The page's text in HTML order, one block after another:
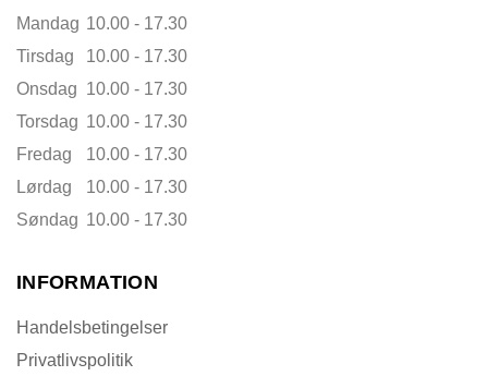
Mandag 10.00 - 17.30
Tirsdag
10.00 - 17.30
Onsdag 10.00 - 17.30
Torsdag 10.00 - 17.30
Fredag
10.00 - 17.30
Lørdag
10.00 - 17.30
Søndag 10.00 - 17.30
INFORMATION
Handelsbetingelser
Privatlivspolitik